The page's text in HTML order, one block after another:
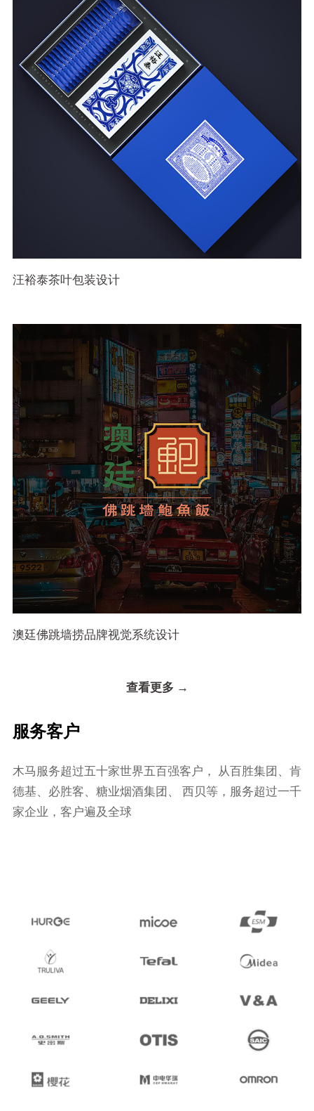
汪裕泰茶叶包装设计
澳廷佛跳墙捞品牌视觉系统设计
查看更多 →
服务客户
⽊⻢服务超过五⼗家世界五百强客户， 从百胜集团、肯
德基、必胜客、糖业烟酒集团、 ⻄⻉等，服务超过⼀千
家企业，客户遍及全球